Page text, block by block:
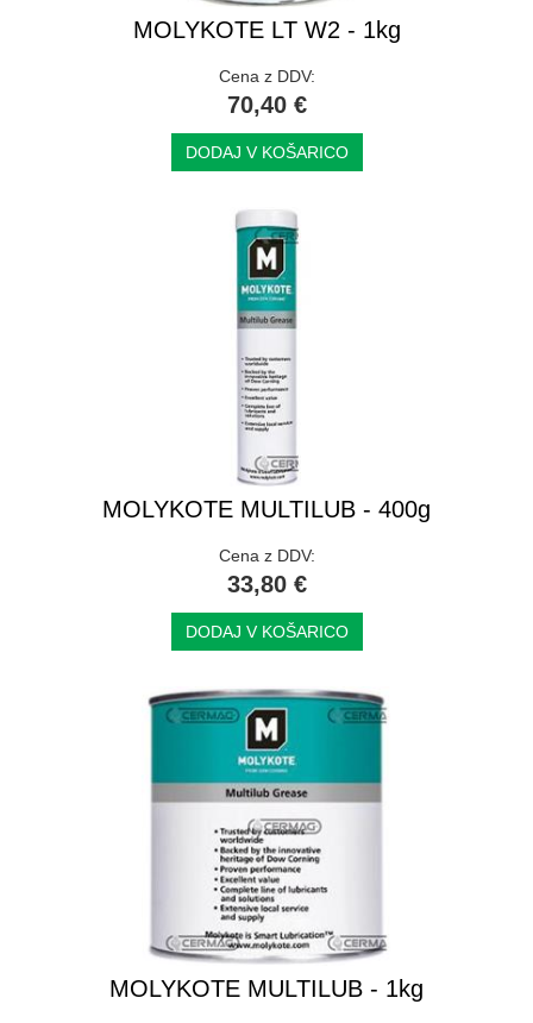
MOLYKOTE LT W2 - 1kg
Cena z DDV:
70,40 €
DODAJ V KOŠARICO
MOLYKOTE MULTILUB - 400g
Cena z DDV:
33,80 €
DODAJ V KOŠARICO
MOLYKOTE MULTILUB - 1kg